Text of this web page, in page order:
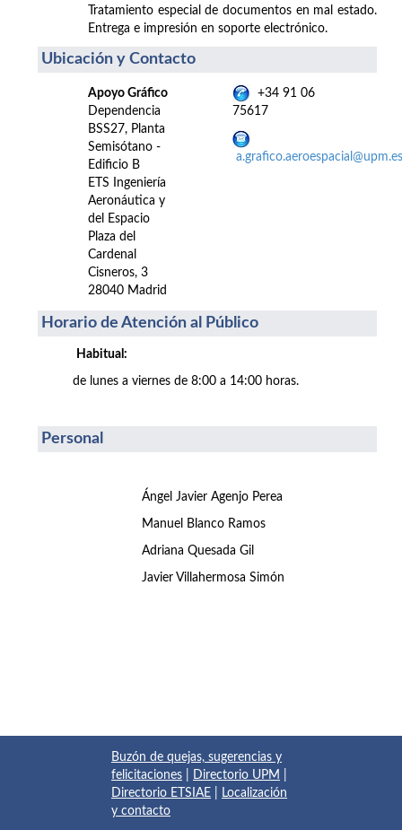
Tratamiento especial de documentos en mal estado.
Entrega e impresión en soporte electrónico.
Ubicación y Contacto
Apoyo Gráfico
Dependencia
BSS27, Planta
Semisótano -
Edificio B
ETS Ingeniería
Aeronáutica y
del Espacio
Plaza del
Cardenal
Cisneros, 3
28040 Madrid
+34 91 06
75617
a.grafico.aeroespacial@upm.es
Horario de Atención al Público
Habitual:
de lunes a viernes de 8:00 a 14:00 horas.
Personal
Ángel Javier Agenjo Perea
Manuel Blanco Ramos
Adriana Quesada Gil
Javier Villahermosa Simón
Buzón de quejas, sugerencias y
felicitaciones
Directorio UPM
Directorio ETSIAE
Localización
y contacto